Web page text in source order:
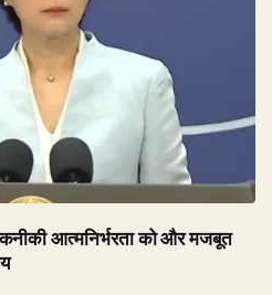
आत्मनिर्भरता को और मजबूत